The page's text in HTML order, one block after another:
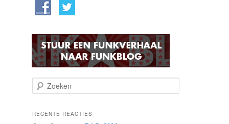
o
k
RECENTE REACTIES